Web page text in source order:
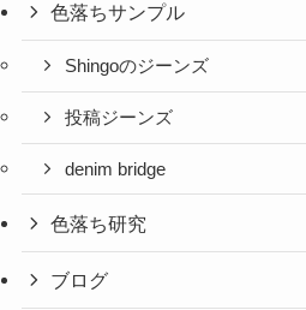
色落ちサンプル
Shingoのジーンズ
投稿ジーンズ
denim bridge
色落ち研究
ブログ